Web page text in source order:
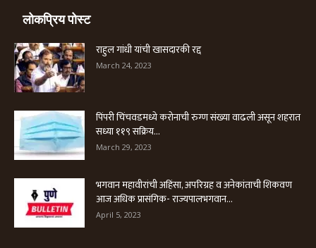
लोकप्रिय पोस्ट
राहुल गांधी यांची खासदारकी रद्द
March 24, 2023
पिंपरी चिंचवडमध्ये करोनाची रुग्ण संख्या वाढली असून शहरात
सध्या ११९ सक्रिय...
March 29, 2023
भगवान महावीरांची अहिंसा, अपरिग्रह व अनेकांताची शिकवण
आज अधिक प्रासंगिक- राज्यपालभगवान...
April 5, 2023